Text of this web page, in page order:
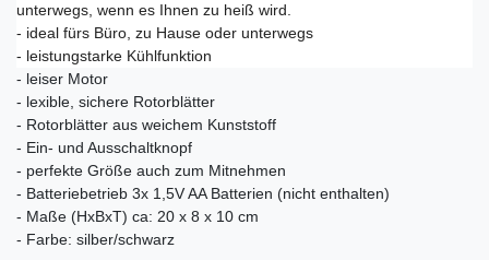
unterwegs, wenn es Ihnen zu heiß wird.
- ideal fürs Büro, zu Hause oder unterwegs
- leistungstarke Kühlfunktion
- leiser Motor
- lexible, sichere Rotorblätter
- Rotorblätter aus weichem Kunststoff
- Ein- und Ausschaltknopf
- perfekte Größe auch zum Mitnehmen
- Batteriebetrieb 3x 1,5V AA Batterien (nicht enthalten)
- Maße (HxBxT) ca: 20 x 8 x 10 cm
- Farbe: silber/schwarz